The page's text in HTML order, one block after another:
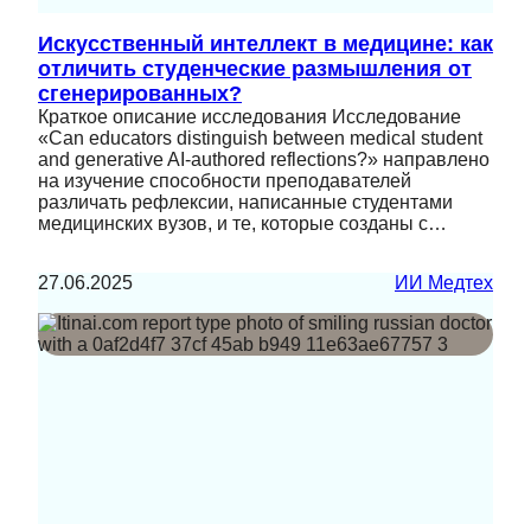
Искусственный интеллект в медицине: как
отличить студенческие размышления от
сгенерированных?
Краткое описание исследования Исследование
«Can educators distinguish between medical student
and generative AI-authored reflections?» направлено
на изучение способности преподавателей
различать рефлексии, написанные студентами
медицинских вузов, и те, которые созданы с…
27.06.2025 ИИ Медтех